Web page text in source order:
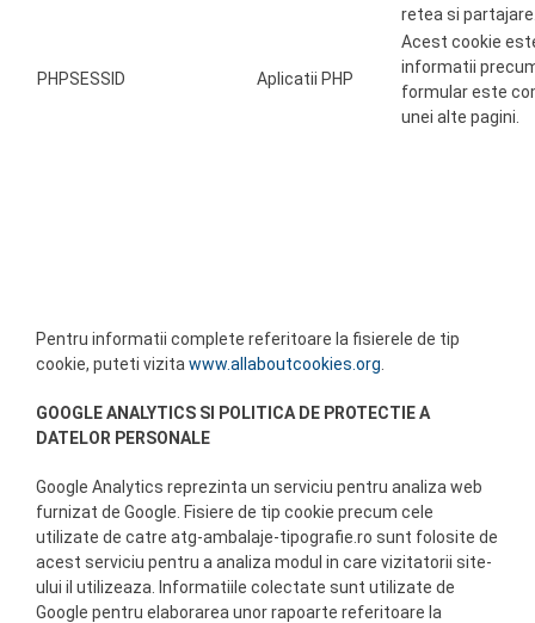
retea si
PHPSESSID Aplicatii PHP
Acest cookie
informatii
formular este
unei alte pagini.
Pentru informatii complete referitoare la fisierele de tip
cookie, puteti vizita www.allaboutcookies.org
GOOGLE ANALYTICS SI POLITICA DE PROTECTIE A
DATELOR PERSONALE
Google Analytics reprezinta un serviciu pentru analiza web
furnizat de Google. Fisiere de tip cookie precum cele
utilizate de catre atg-ambalaje-tipografie.ro sunt folosite de
acest serviciu pentru a analiza modul in care vizitatorii site-
ului il utilizeaza. Informatiile colectate sunt utilizate de
Google pentru elaborarea unor rapoarte referitoare la